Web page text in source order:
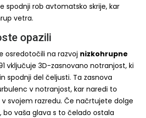
spodnji rob avtomatsko skrije, kar
vetra.
opazili
osredotočili na razvoj nizkohrupne
91 vključuje 3D-zasnovano notranjost, ki
spodnji del čeljusti. Ta zasnova
v notranjost, kar naredi to
svojem razredu. Če načrtujete dolge
vaša glava s to čelado ostala